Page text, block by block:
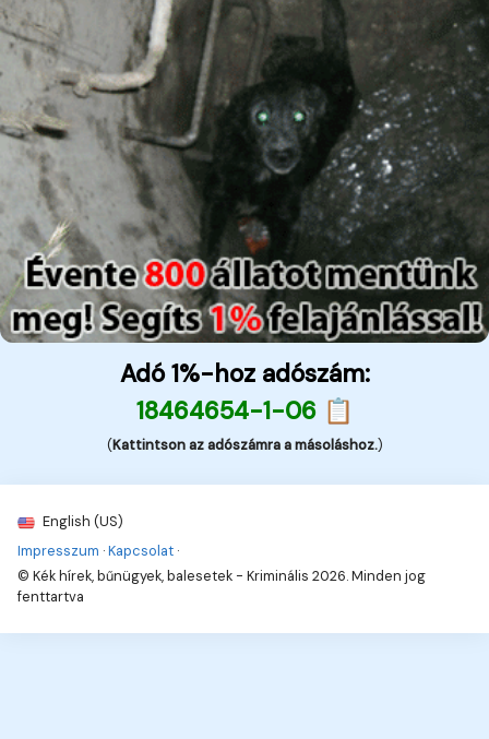
Adó 1%-hoz adószám:
18464654-1-06 📋
(Kattintson az adószámra a másoláshoz.)
English (US)
Impresszum ·Kapcsolat ·
© Kék hírek, bűnügyek, balesetek - Kriminális 2026. Minden jog
fenttartva